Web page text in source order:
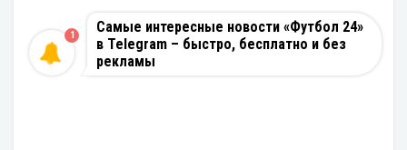
Самые интересные новости «Футбол 24»
в Telegram – быстро, бесплатно и без
рекламы
1